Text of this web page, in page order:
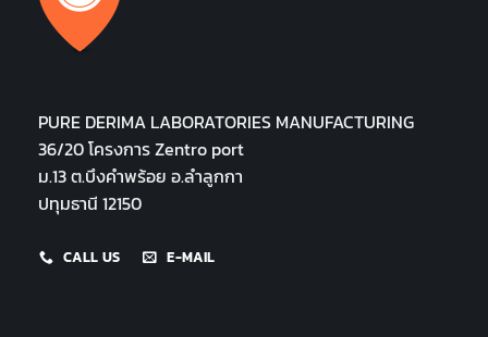
PURE DERIMA LABORATORIES MANUFACTURING
36/20 โครงการ Zentro port
ม.13 ต.บึงคำพร้อย อ.ลำลูกกา
ปทุมธานี 12150
CALL US E-MAIL